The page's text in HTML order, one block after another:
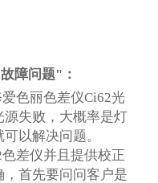
障问题"：
色丽色差仪Ci62光
失败，大概率是灯
以解决问题。
差仪并且提供校正
首先要问问客户是